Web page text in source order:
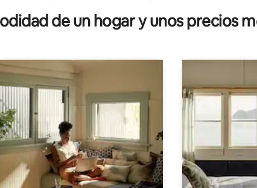
de un hogar y unos precios